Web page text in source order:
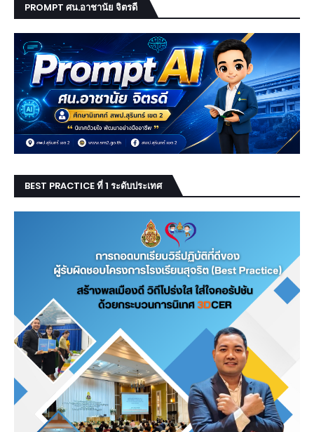
PROMPT ศน.อาชานัย จิตรดี
BEST PRACTICE ที่ 1 ระดับประเทศ